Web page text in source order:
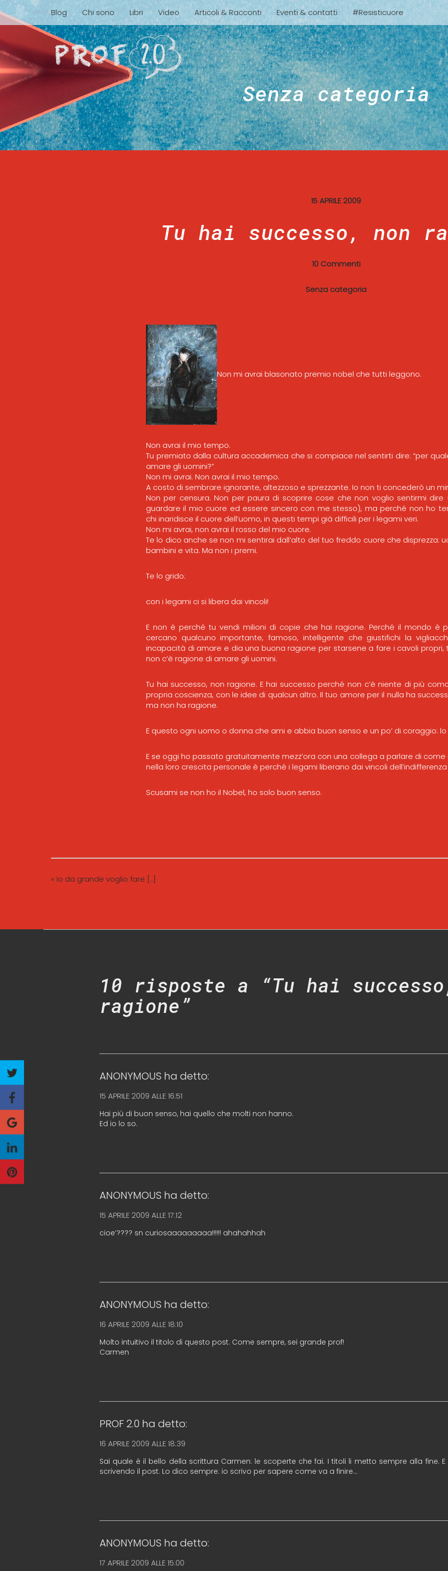
Blog Chi sono Libri Video Articoli & Racconti Eventi & contatti #Resisticuore
Senza categoria
15 APRILE 2009
Tu hai successo, non
10 Commenti
Senza categoria
Non mi avrai blasonato premio nobel che tutti leggono.
Non avrai il mio tempo.
Tu premiato dalla cultura accademica che si compiace nel sentirti dire: “per
amare gli uomini?”
Non mi avrai. Non avrai il mio tempo.
A costo di sembrare ignorante, altezzoso e sprezzante. Io non ti concederò un
Non per censura. Non per paura di scoprire cose che non voglio sentirmi
guardare il mio cuore ed essere sincero con me stesso), ma perché non ho
chi inaridisce il cuore dell’uomo, in questi tempi già difficili per i legami veri.
Non mi avrai, non avrai il rosso del mio cuore.
Te lo dico anche se non mi sentirai dall’alto del tuo freddo cuore che disprezza:
bambini e vita. Ma non i premi.
Te lo grido:
con i legami ci si libera dai vincoli!
E non è perché tu vendi milioni di copie che hai ragione. Perché il mondo è
cercano qualcuno importante, famoso, intelligente che giustifichi la
incapacità di amare e dia una buona ragione per starsene a fare i cavoli
non c’è ragione di amare gli uomini.
Tu hai successo, non ragione. E hai successo perché non c’è niente di più
propria coscienza, con le idee di qualcun altro. Il tuo amore per il nulla ha
ma non ha ragione.
E questo ogni uomo o donna che ami e abbia buon senso e un po’ di coraggio: lo
E se oggi ho passato gratuitamente mezz’ora con una collega a parlare di come
nella loro crescita personale è perché i legami liberano dai vincoli
Scusami se non ho il Nobel, ho solo buon senso.
« Io da grande voglio fare [..]
10 risposte a “Tu hai
ragione”
ANONYMOUS ha detto:
15 APRILE 2009 ALLE 16:51
Hai più di buon senso, hai quello che molti non hanno.
Ed io lo so.
ANONYMOUS ha detto:
15 APRILE 2009 ALLE 17:12
cioe’???? sn curiosaaaaaaaaa!!!!!! ahahahhah
ANONYMOUS ha detto:
16 APRILE 2009 ALLE 18:10
Molto intuitivo il titolo di questo post. Come sempre, sei grande prof!
Carmen
PROF 2.0 ha detto:
16 APRILE 2009 ALLE 18:39
Sai quale è il bello della scrittura Carmen: le scoperte che fai. I titoli li metto sempre alla fine.
scrivendo il post. Lo dico sempre: io scrivo per sapere come va a finire…
ANONYMOUS ha detto:
17 APRILE 2009 ALLE 15:00